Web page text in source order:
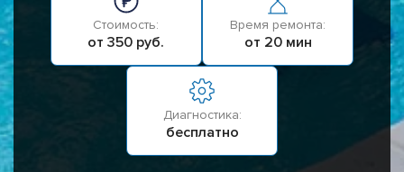
Стоимость:
от 350 руб.
Время ремонта:
от 20 мин
Диагностика:
бесплатно